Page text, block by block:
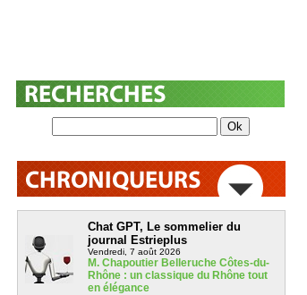
Chat GPT, Le sommelier du
journal Estrieplus
Vendredi, 7 août 2026
M. Chapoutier Belleruche Côtes-du-
Rhône : un classique du Rhône tout
en élégance